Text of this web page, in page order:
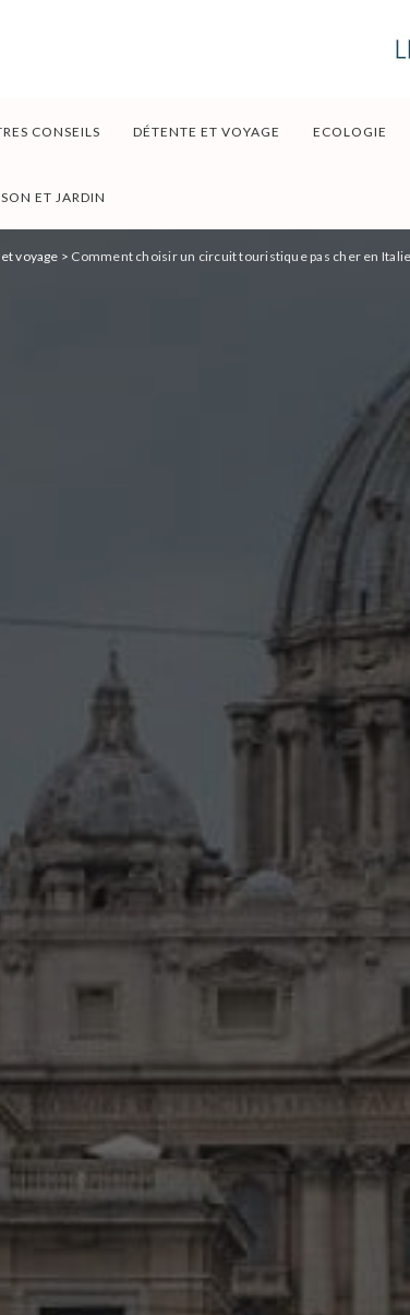
CONSEILS DÉTENTE ET VOYAGE ECOLOGIE
ET JARDIN
voyage > Comment choisir un circuit touristique pas cher en Italie